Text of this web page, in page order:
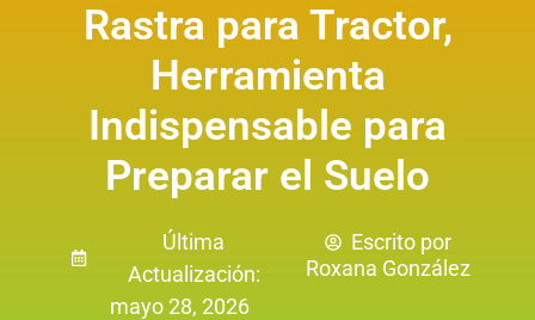
Rastra para Tractor,
Herramienta
Indispensable para
Preparar el Suelo
Última
Actualización:
mayo 28, 2026
Escrito por
Roxana González